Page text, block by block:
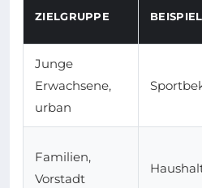
ZIELGRUPPE
Junge
Erwachsene,
urban
Familien,
Vorstadt